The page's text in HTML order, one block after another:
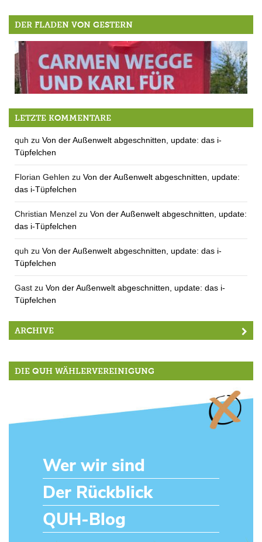
DER FLADEN VON GESTERN
Der Wahlkampf in Berg / pt.3 … wer ist Karl Für?
LETZTE KOMMENTARE
quh zu Von der Außenwelt abgeschnitten, update: das i-
Tüpfelchen
Florian Gehlen zu Von der Außenwelt abgeschnitten, update:
das i-Tüpfelchen
Christian Menzel zu Von der Außenwelt abgeschnitten, update:
das i-Tüpfelchen
quh zu Von der Außenwelt abgeschnitten, update: das i-
Tüpfelchen
Gast zu Von der Außenwelt abgeschnitten, update: das i-
Tüpfelchen
ARCHIVE
DIE QUH WÄHLERVEREINIGUNG
Wer wir sind
Der Rückblick
QUH-Blog